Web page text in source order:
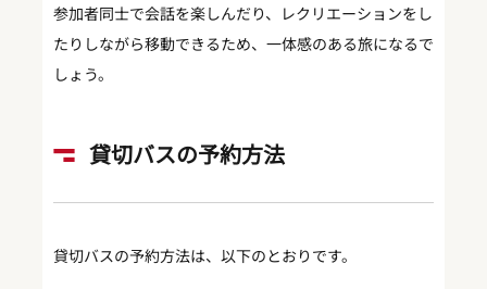
参加者同士で会話を楽しんだり、レクリエーションをし
たりしながら移動できるため、一体感のある旅になるで
しょう。
貸切バスの予約方法
貸切バスの予約方法は、以下のとおりです。